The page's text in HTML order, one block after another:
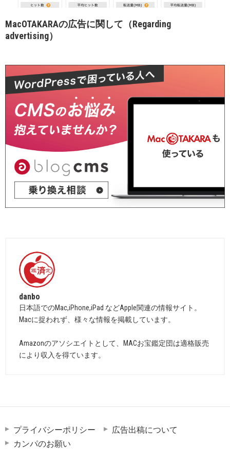
MacOTAKARAの広告に関して（Regarding
advertising）
danbo
日本語でのMac,iPhone,iPad などApple関連の情報サイト。
Macに捉われず、様々な情報を掲載しています。
Amazonのアソシエイトとして、MACお宝鑑定団は適格販売
により収入を得ています。
プライバシーポリシー
広告出稿について
カンパのお願い